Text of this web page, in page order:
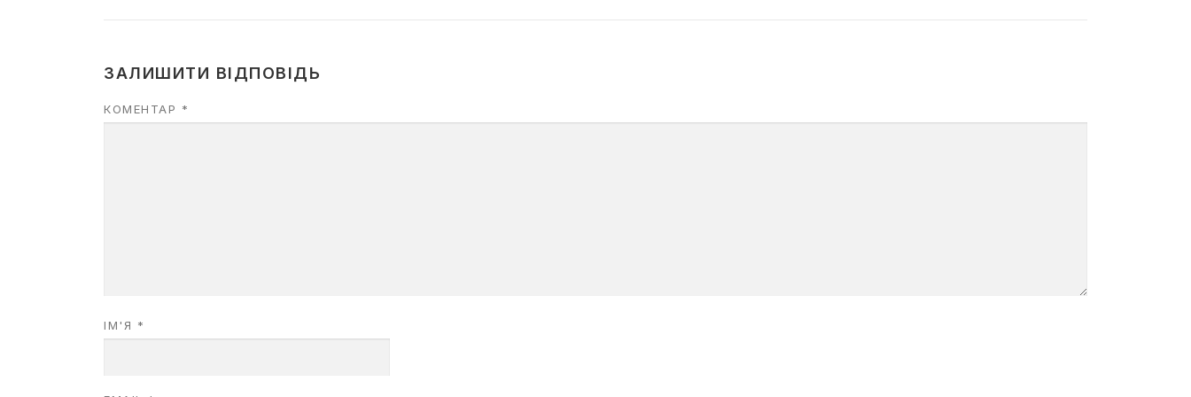
ЗАЛИШИТИ ВІДПОВІДЬ
КОМЕНТАР *
ІМ'Я *